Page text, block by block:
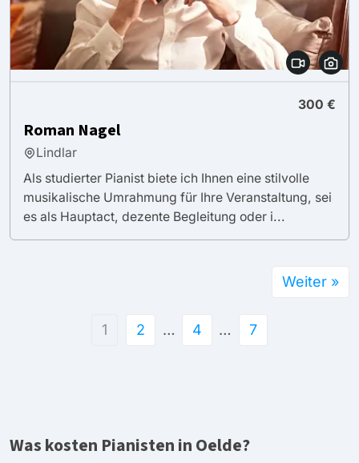
300 €
Roman Nagel
Lindlar
Als studierter Pianist biete ich Ihnen eine stilvolle
musikalische Umrahmung für Ihre Veranstaltung, sei
es als Hauptact, dezente Begleitung oder i...
1 2 … 4 … 7
Weiter »
Was kosten Pianisten in Oelde?